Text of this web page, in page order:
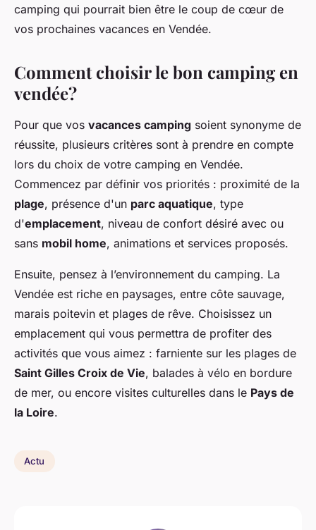
camping qui pourrait bien être le coup de cœur de
vos prochaines vacances en Vendée.
Comment choisir le bon camping en
vendée?
Pour que vos vacances camping soient synonyme de
réussite, plusieurs critères sont à prendre en compte
lors du choix de votre camping en Vendée.
Commencez par définir vos priorités : proximité de la
plage, présence d'un parc aquatique, type
d'emplacement, niveau de confort désiré avec ou
sans mobil home, animations et services proposés.
Ensuite, pensez à l’environnement du camping. La
Vendée est riche en paysages, entre côte sauvage,
marais poitevin et plages de rêve. Choisissez un
emplacement qui vous permettra de profiter des
activités que vous aimez : farniente sur les plages de
Saint Gilles Croix de Vie, balades à vélo en bordure
de mer, ou encore visites culturelles dans le Pays de
la Loire.
Actu